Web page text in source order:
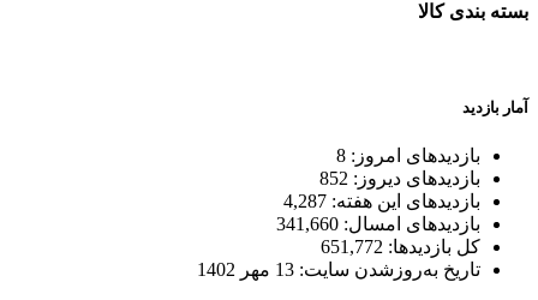
بسته بندی کالا
آمار بازدید
بازدیدهای امروز: 8
بازدیدهای دیروز: 852
بازدیدهای این هفته: 4,287
بازدیدهای امسال: 341,660
کل بازدیدها: 651,772
تاریخ به‌روزشدن سایت: 13 مهر 1402